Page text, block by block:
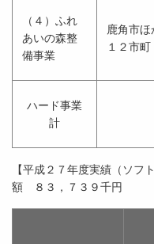
（４）ふれ
あいの森整
備事業
鹿角市ほ
１２市
ハード事業
計
【平成２７年度実績（ソ
額 ８３，７３９千円